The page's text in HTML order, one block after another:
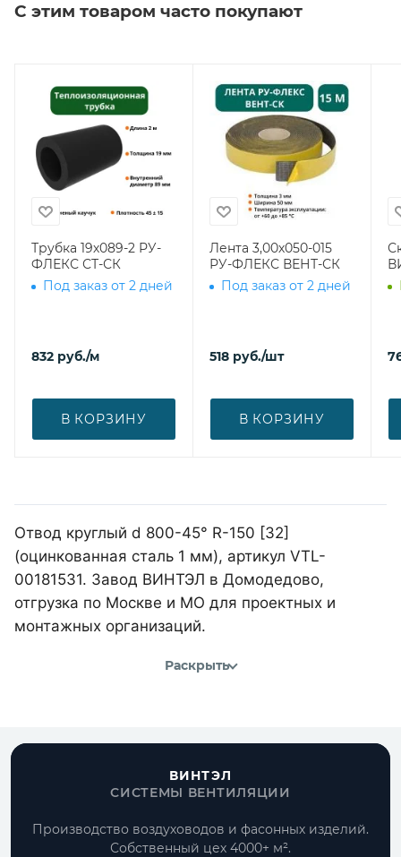
С этим товаром часто покупают
Трубка 19х089-2 РУ-
ФЛЕКС СТ-СК
Под заказ от 2 дней
832 руб./м
В КОРЗИНУ
Лента 3,00х050-015
РУ-ФЛЕКС ВЕНТ-СК
Под заказ от 2 дней
518 руб./шт
В КОРЗИНУ
Отвод круглый d 800-45° R-150 [32]
(оцинкованная сталь 1 мм), артикул VTL-
00181531. Завод ВИНТЭЛ в Домодедово,
отгрузка по Москве и МО для проектных и
монтажных организаций.
Раскрыть
ВИНТЭЛ
СИСТЕМЫ ВЕНТИЛЯЦИИ
Производство воздуховодов и фасонных изделий.
Собственный цех 4000+ м².